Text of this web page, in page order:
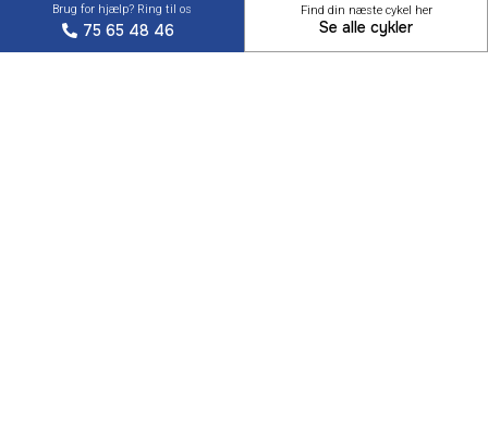
Brug for hjælp? Ring til os
75 65 48 46
Find din næste cykel her
Se alle cykler